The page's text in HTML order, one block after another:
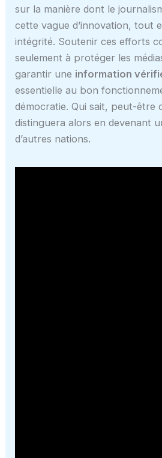
sur la manière dont le
cette vague d’innovation, tout
intégrité. Soutenir ces efforts
seulement à protéger les
garantir une information
essentielle au bon
démocratie. Qui sait, peut-être
distinguera alors en devenant
d’autres nations.